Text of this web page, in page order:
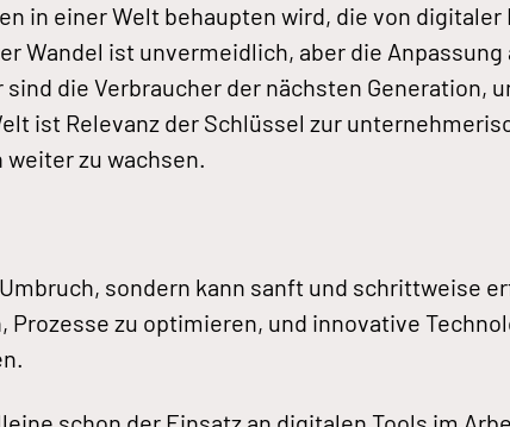
in einer Welt behaupten wird, die von
Wandel ist unvermeidlich, aber die
die Verbraucher der nächsten Generation,
ist Relevanz der Schlüssel zur
zu wachsen.
sondern kann sanft und schrittweise
zu optimieren, und innovative